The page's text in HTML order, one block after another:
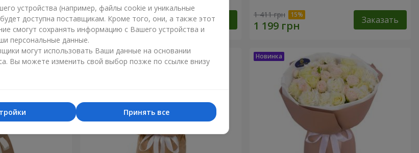
Заказать 1 374 грн Заказать 1 411 грн Заказать
устройства (например, файлы cookie и уникальные
доступна поставщикам. Кроме того, они, а также этот
смогут сохранять информацию с Вашего устройства и
персональные данные.
могут использовать Ваши данные на основании
Вы можете изменить свой выбор позже по ссылке внизу
Принять все